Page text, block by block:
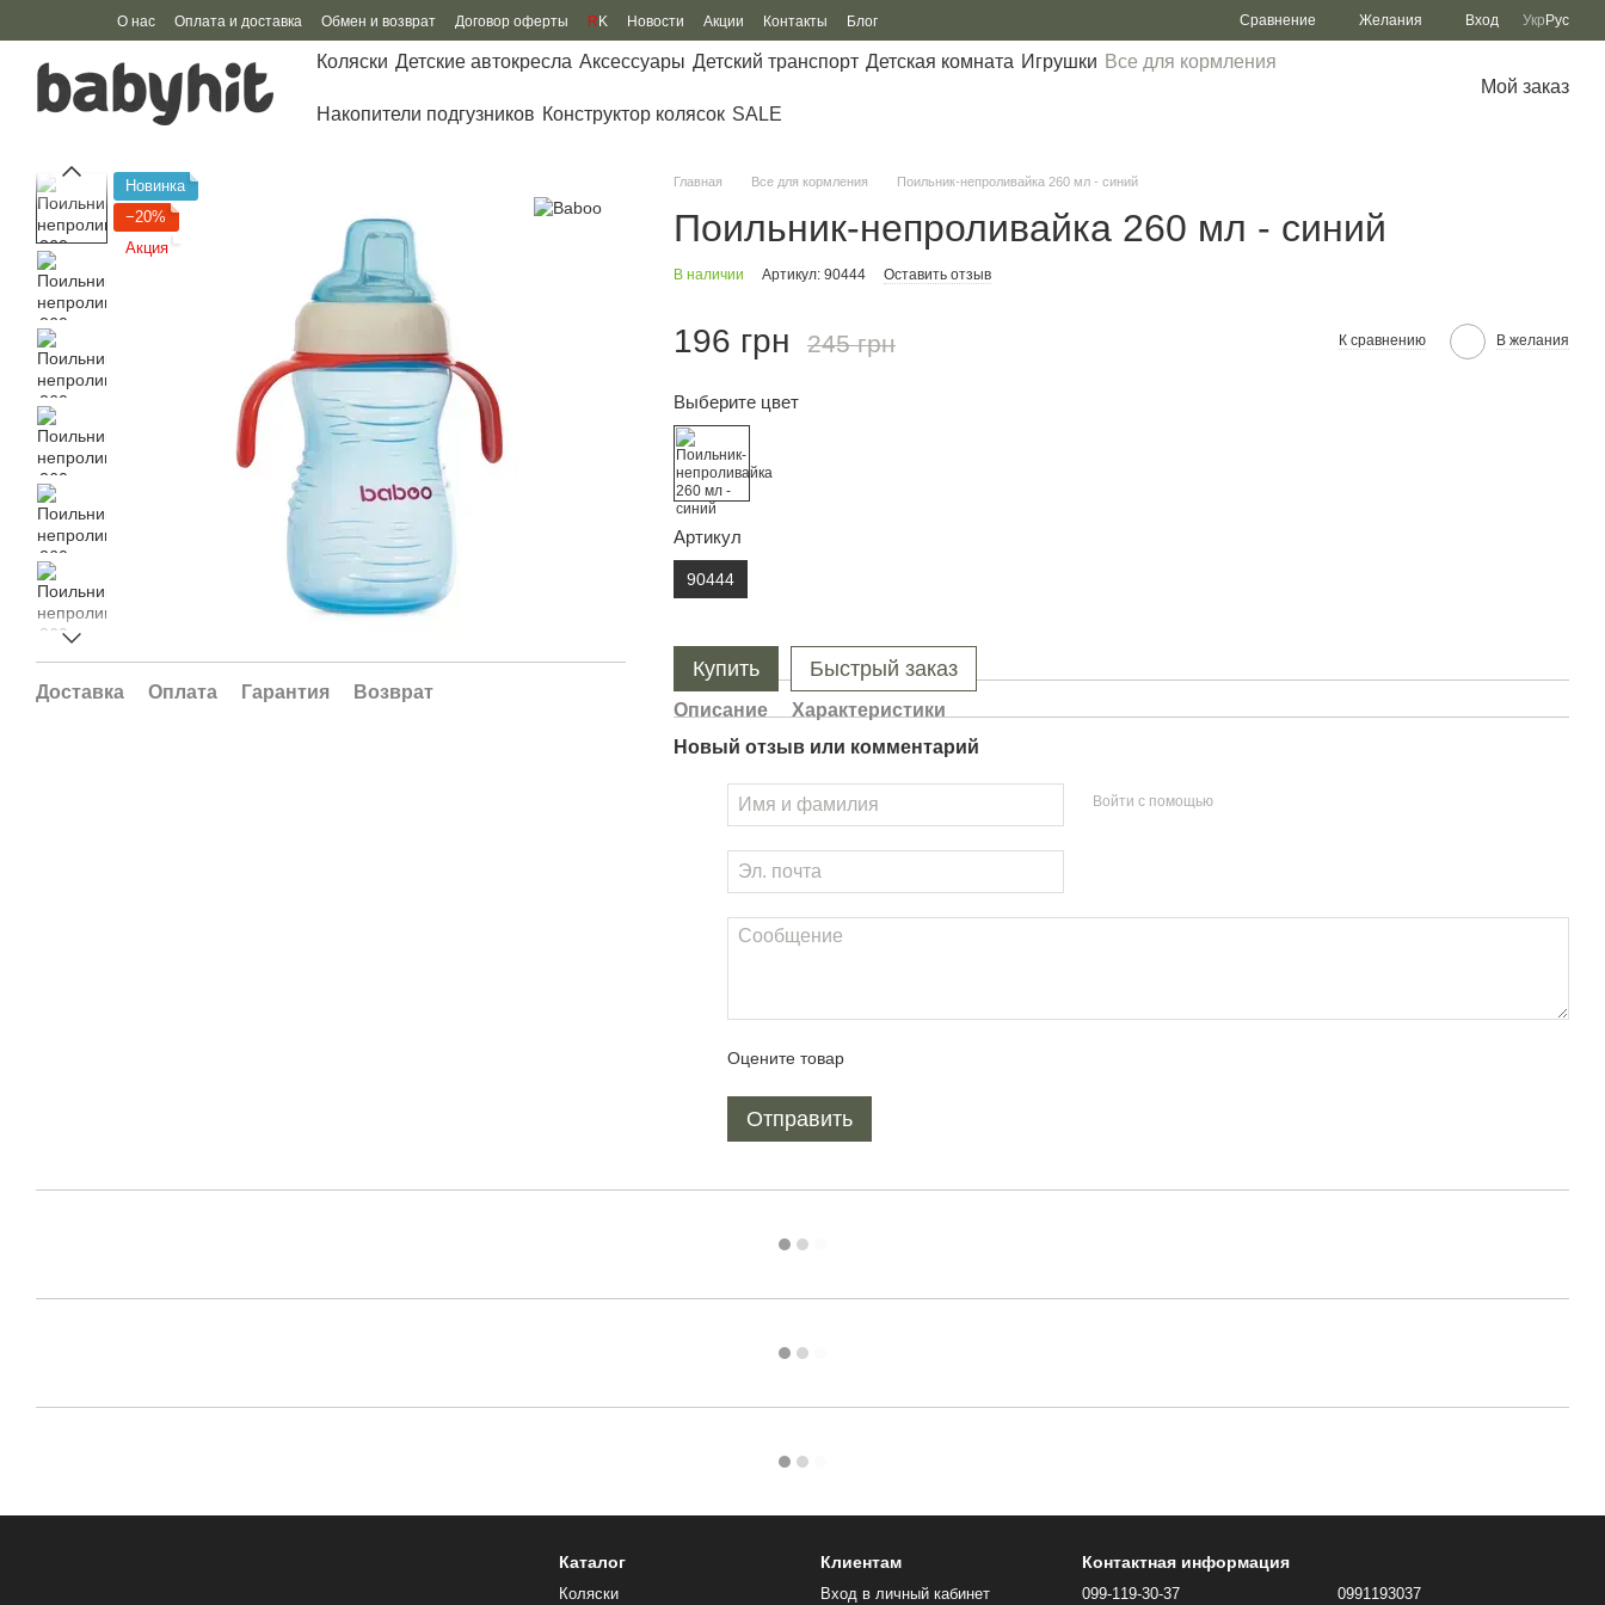
Перейти к основному контенту
О нас Оплата и доставка Обмен и возврат Договор оферты R K Новости Акции Контакты Блог Сравнение Желания Вход Укр Рус
Коляски Детские автокресла Аксессуары Детский транспорт Детская комната Игрушки Все для кормления
Накопители подгузников Конструктор колясок SALE
Мой заказ
Новинка
−20%
Акция
Доставка Оплата Гарантия Возврат
Главная Все для кормления Поильник-непроливайка 260 мл - синий
Поильник-непроливайка 260 мл - синий
В наличии Артикул: 90444 Оставить отзыв
196 грн 245 грн К сравнению В желания
Выберите цвет
Артикул
90444
Купить Быстрый заказ
Описание
Характеристики
Новый отзыв или комментарий
Войти с помощью
Оцените товар
Отправить
Каталог
Коляски
Клиентам
Вход в личный кабинет
Контактная информация
099-119-30-37 0991193037